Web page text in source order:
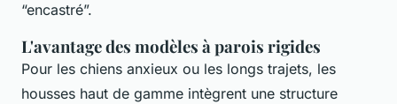
“encastré”.
L'avantage des modèles à parois rigides
Pour les chiens anxieux ou les longs trajets, les
housses haut de gamme intègrent une structure